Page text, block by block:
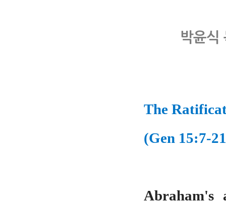
박윤식
The
(Gen 15:7-
Abraham's